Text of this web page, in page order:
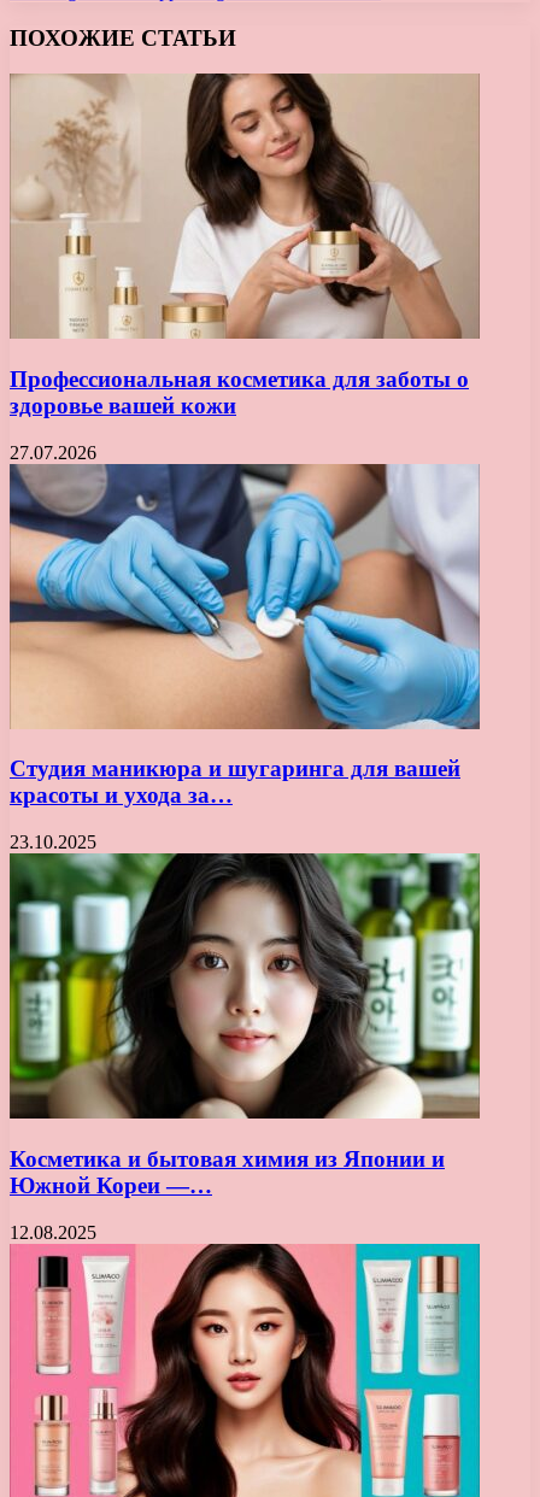
ПОХОЖИЕ СТАТЬИ
Профессиональная косметика для заботы о
здоровье вашей кожи
27.07.2026
Студия маникюра и шугаринга для вашей
красоты и ухода за…
23.10.2025
Косметика и бытовая химия из Японии и
Южной Кореи —…
12.08.2025